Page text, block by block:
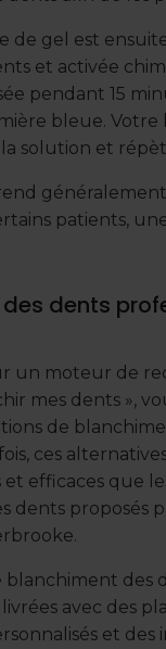
de gel est
et activée
pendant 15
bleue. Votre
solution et
généralement
patients,
dents
un moteur de
mes dents »,
de
ces
et efficaces que
dents proposés
blanchiment des
avec des
et des